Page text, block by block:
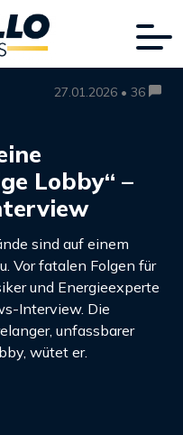
27.01.2026 • 36
Lobby“ –
sind auf einem
Vor fatalen Folgen für
und Energieexperte
Interview. Die
unfassbarer
wütet er.